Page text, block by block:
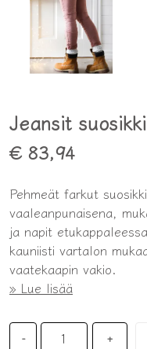
Jeansit
€ 83,94
Pehmeät farkut
vaaleanpunaisena,
ja napit
kauniisti vartalon
vaatekaapin vakio.
Lue lisää
- +